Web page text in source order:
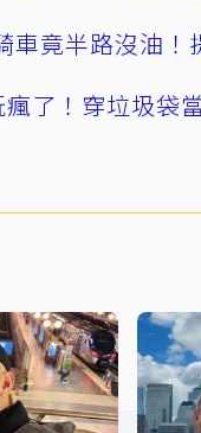
車竟半路沒油
瘋了！穿垃圾袋